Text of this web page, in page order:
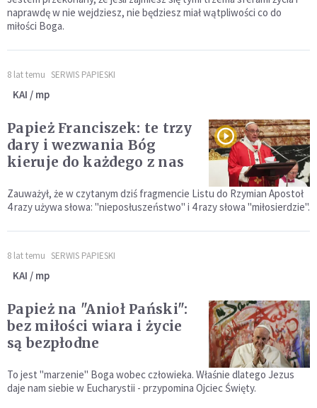
naprawdę w nie wejdziesz, nie będziesz miał wątpliwości co do
miłości Boga.
8 lat temu SERWIS PAPIESKI
KAI / mp
Papież Franciszek: te trzy
dary i wezwania Bóg
kieruje do każdego z nas
Zauważył, że w czytanym dziś fragmencie Listu do Rzymian Apostoł
4 razy używa słowa: "nieposłuszeństwo" i 4 razy słowa "miłosierdzie".
8 lat temu SERWIS PAPIESKI
KAI / mp
Papież na "Anioł Pański":
bez miłości wiara i życie
są bezpłodne
To jest "marzenie" Boga wobec człowieka. Właśnie dlatego Jezus
daje nam siebie w Eucharystii - przypomina Ojciec Święty.